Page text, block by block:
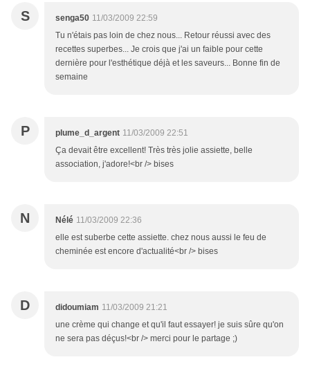
S senga50 11/03/2009 22:59
Tu n'étais pas loin de chez nous... Retour réussi avec des
recettes superbes... Je crois que j'ai un faible pour cette
dernière pour l'esthétique déjà et les saveurs... Bonne fin de
semaine
P plume_d_argent 11/03/2009 22:51
Ça devait être excellent! Très très jolie assiette, belle
association, j'adore!<br /> bises
N Nélé 11/03/2009 22:36
elle est suberbe cette assiette. chez nous aussi le feu de
cheminée est encore d'actualité<br /> bises
D didoumiam 11/03/2009 21:21
une crème qui change et qu'il faut essayer! je suis sûre qu'on
ne sera pas déçus!<br /> merci pour le partage ;)